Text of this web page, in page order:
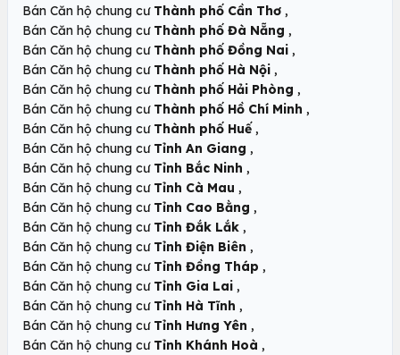
Bán Căn hộ chung cư Thành phố Cần Thơ ,
Bán Căn hộ chung cư Thành phố Đà Nẵng ,
Bán Căn hộ chung cư Thành phố Đồng Nai ,
Bán Căn hộ chung cư Thành phố Hà Nội ,
Bán Căn hộ chung cư Thành phố Hải Phòng ,
Bán Căn hộ chung cư Thành phố Hồ Chí Minh ,
Bán Căn hộ chung cư Thành phố Huế ,
Bán Căn hộ chung cư Tỉnh An Giang ,
Bán Căn hộ chung cư Tỉnh Bắc Ninh ,
Bán Căn hộ chung cư Tỉnh Cà Mau ,
Bán Căn hộ chung cư Tỉnh Cao Bằng ,
Bán Căn hộ chung cư Tỉnh Đắk Lắk ,
Bán Căn hộ chung cư Tỉnh Điện Biên ,
Bán Căn hộ chung cư Tỉnh Đồng Tháp ,
Bán Căn hộ chung cư Tỉnh Gia Lai ,
Bán Căn hộ chung cư Tỉnh Hà Tĩnh ,
Bán Căn hộ chung cư Tỉnh Hưng Yên ,
Bán Căn hộ chung cư Tỉnh Khánh Hoà ,